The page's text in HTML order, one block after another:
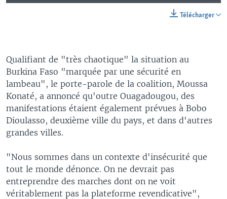
Télécharger
Qualifiant de "très chaotique" la situation au
Burkina Faso "marquée par une sécurité en
lambeau", le porte-parole de la coalition, Moussa
Konaté, a annoncé qu'outre Ouagadougou, des
manifestations étaient également prévues à Bobo
Dioulasso, deuxième ville du pays, et dans d'autres
grandes villes.
"Nous sommes dans un contexte d'insécurité que
tout le monde dénonce. On ne devrait pas
entreprendre des marches dont on ne voit
véritablement pas la plateforme revendicative",